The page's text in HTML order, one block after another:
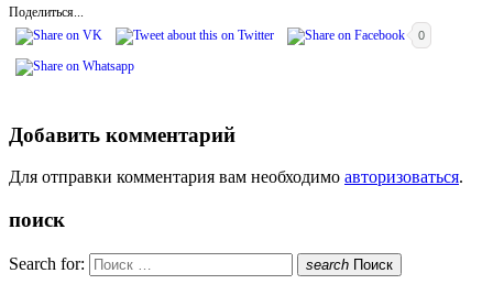
Поделиться...
0
Добавить комментарий
Для отправки комментария вам необходимо авторизоваться.
поиск
Search for: search Поиск